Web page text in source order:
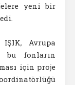
yeni bir
Avrupa
bu fonların
için proje